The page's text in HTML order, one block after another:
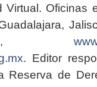
Virtual. Oficinas
. Editor
Reserva de